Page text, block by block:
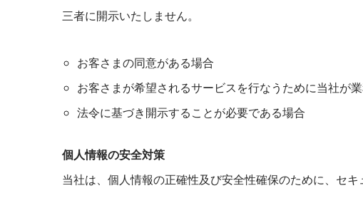
三者に開示いたしません。
お客さまの同意がある場合
お客さまが希望されるサービスを行なうために当社が
法令に基づき開示することが必要である場合
個人情報の安全対策
当社は、個人情報の正確性及び安全性確保のために、セキ